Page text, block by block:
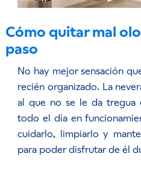
Cómo quitar mal
paso
No hay mejor sensación
recién organizado. La
al que no se le da tregua
todo el día en
cuidarlo, limpiarlo y
para poder disfrutar de él